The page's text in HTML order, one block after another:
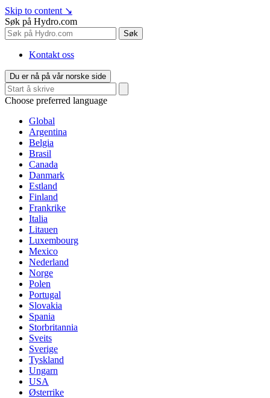
Skip to content ↘
Søk på Hydro.com
Søk
Kontakt oss
Du er nå på vår norske side
Choose preferred language
Global
Argentina
Belgia
Brasil
Canada
Danmark
Estland
Finland
Frankrike
Italia
Litauen
Luxembourg
Mexico
Nederland
Norge
Polen
Portugal
Slovakia
Spania
Storbritannia
Sveits
Sverige
Tyskland
Ungarn
USA
Østerrike